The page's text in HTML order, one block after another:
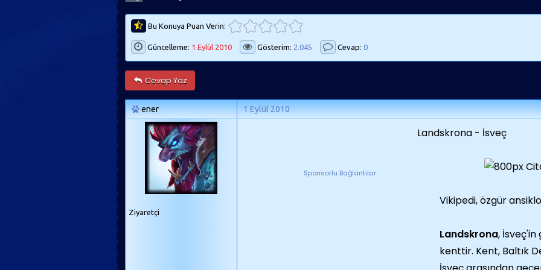
Bu Konuya Puan Verin:
Güncelleme: 1 Eylül 2010 Gösterim: 2.045 Cevap: 0
Cevap Yaz
ener 1 Eylül 2010
Ziyaretçi
Landskrona - İsveç
Sponsorlu Bağlantılar
Vikipedi, özgür
Landskrona, İsveç'in
kenttir. Kent, Baltık